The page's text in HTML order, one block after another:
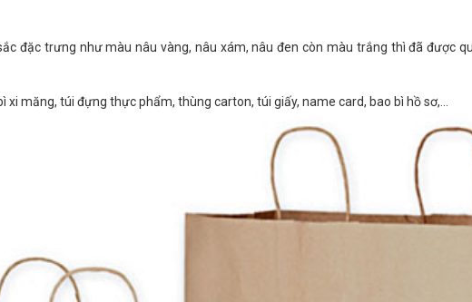
đặc trưng như màu nâu vàng, nâu xám, nâu đen còn màu trắng thì đã được
măng, túi đựng thực phẩm, thùng carton, túi giấy, name card, bao bì hồ sơ,…